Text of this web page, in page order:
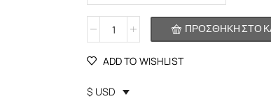
ΠΡΟΣΘΉΚΗ ΣΤΟ
Alternative:
ADD TO WISHLIST
$ USD